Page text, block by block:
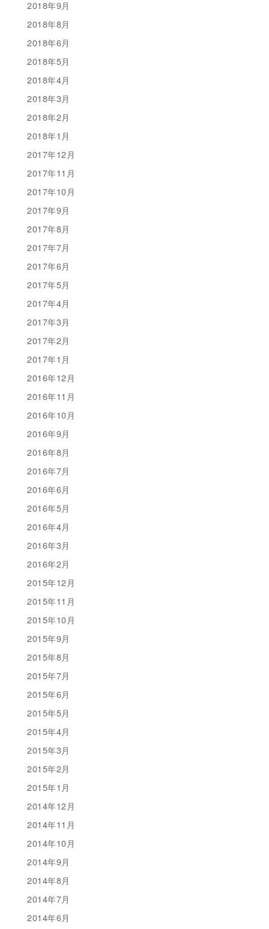
2018年9月
2018年8月
2018年6月
2018年5月
2018年4月
2018年3月
2018年2月
2018年1月
2017年12月
2017年11月
2017年10月
2017年9月
2017年8月
2017年7月
2017年6月
2017年5月
2017年4月
2017年3月
2017年2月
2017年1月
2016年12月
2016年11月
2016年10月
2016年9月
2016年8月
2016年7月
2016年6月
2016年5月
2016年4月
2016年3月
2016年2月
2015年12月
2015年11月
2015年10月
2015年9月
2015年8月
2015年7月
2015年6月
2015年5月
2015年4月
2015年3月
2015年2月
2015年1月
2014年12月
2014年11月
2014年10月
2014年9月
2014年8月
2014年7月
2014年6月